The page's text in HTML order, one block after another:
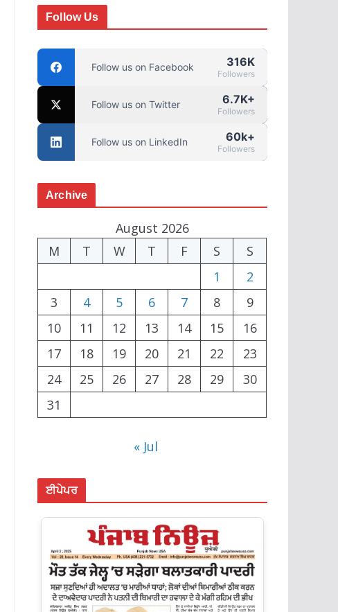
Follow Us
Follow us on Facebook 316K
Followers
Follow us on Twitter 6.7K+
Followers
Follow us on LinkedIn 60k+
Followers
Archive
August 2026
M
T W T F S
S
1
2
3
4 5 6 7 8
9
10
11 12 13 14 15
16
17
18 19 20 21 22
23
24
25 26 27 28 29
30
31
« Jul
ਈਪੇਪਰ